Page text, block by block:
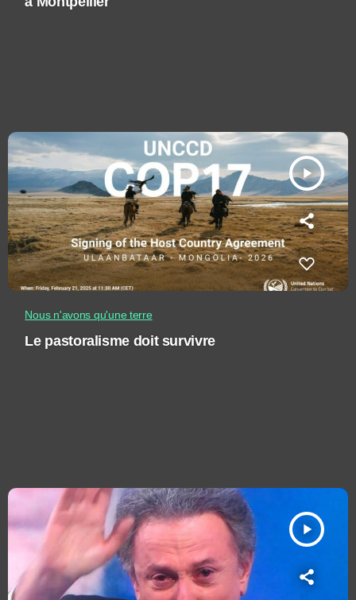
play_arrow
Nous n'avons qu'une terre
Le pastoralisme doit survivre
play_arrow